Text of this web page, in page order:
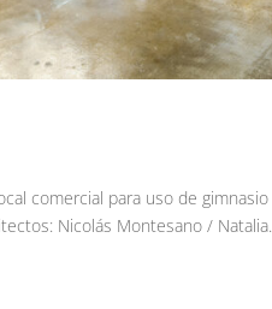
comercial para uso de gimnasio
Nicolás Montesano /